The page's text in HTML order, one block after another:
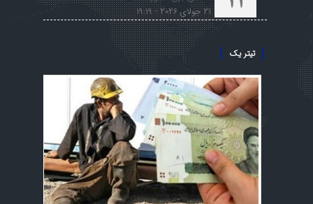
21 جولای 2026 - 19:19
تیتر یک